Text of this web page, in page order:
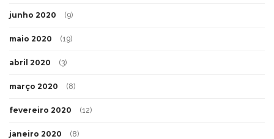
junho 2020 (9)
maio 2020 (19)
abril 2020 (3)
março 2020 (8)
fevereiro 2020 (12)
janeiro 2020 (8)